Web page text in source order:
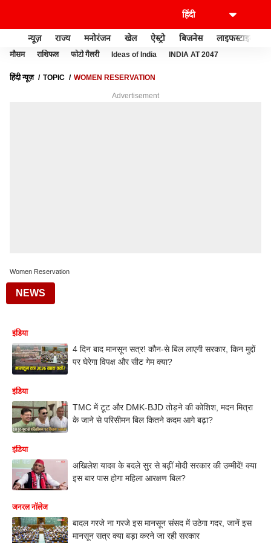
न्यूज़ राज्य मनोरंजन खेल ऐस्ट्रो बिजनेस लाइफस्टाइल
मौसम राशिफल फोटो गैलरी Ideas of India INDIA AT 2047
हिंदी न्यूज़ TOPIC WOMEN RESERVATION
Advertisement
Women Reservation
NEWS
इंडिया
4 दिन बाद मानसून सत्र! कौन-से बिल लाएगी सरकार, किन मुद्दों
पर घेरेगा विपक्ष और सीट गेम क्या?
इंडिया
TMC में टूट और DMK-BJD तोड़ने की कोशिश, मदन मित्रा
के जाने से परिसीमन बिल कितने कदम आगे बढ़ा?
इंडिया
अखिलेश यादव के बदले सुर से बढ़ीं मोदी सरकार की उम्मीदें! क्या
इस बार पास होगा महिला आरक्षण बिल?
जनरल नॉलेज
बादल गरजे ना गरजे इस मानसून संसद में उठेगा गदर, जानें इस
मानसून सत्र क्या बड़ा करने जा रही सरकार